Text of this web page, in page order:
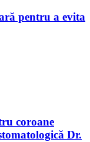
pentru a evita
coroane
Dr.